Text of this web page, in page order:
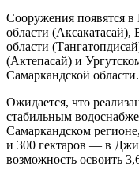
Сооружения появятся
области (Аксакатасай),
области
(Актепасай) и
Самаркандской области.
Ожидается, что
стабильным
Самаркандском
и 300 гектаров — в
возможность освоить